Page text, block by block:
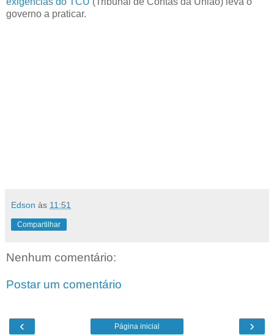
governo a praticar.
Edson às 11:51
Compartilhar
Nenhum comentário:
Postar um comentário
‹ ›
Página inicial